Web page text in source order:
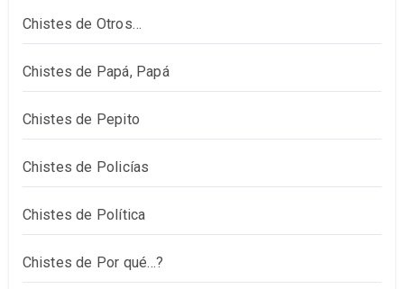
Chistes de Otros…
Chistes de Papá, Papá
Chistes de Pepito
Chistes de Policías
Chistes de Política
Chistes de Por qué…?